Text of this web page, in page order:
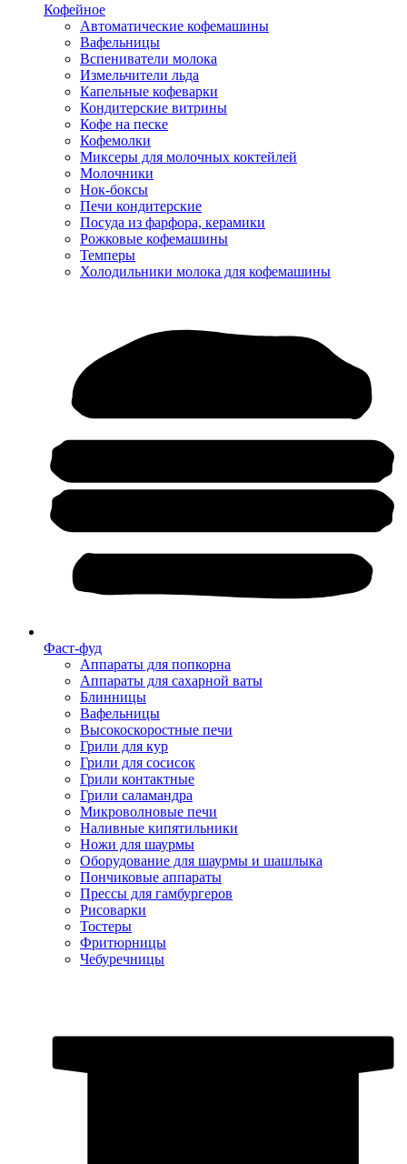
Кофейное
Автоматические кофемашины
Вафельницы
Вспениватели молока
Измельчители льда
Капельные кофеварки
Кондитерские витрины
Кофе на песке
Кофемолки
Миксеры для молочных коктейлей
Молочники
Нок-боксы
Печи кондитерские
Посуда из фарфора, керамики
Рожковые кофемашины
Темперы
Холодильники молока для кофемашины
Фаст-фуд
Аппараты для попкорна
Аппараты для сахарной ваты
Блинницы
Вафельницы
Высокоскоростные печи
Грили для кур
Грили для сосисок
Грили контактные
Грили саламандра
Микроволновые печи
Наливные кипятильники
Ножи для шаурмы
Оборудование для шаурмы и шашлыка
Пончиковые аппараты
Прессы для гамбургеров
Рисоварки
Тостеры
Фритюрницы
Чебуречницы